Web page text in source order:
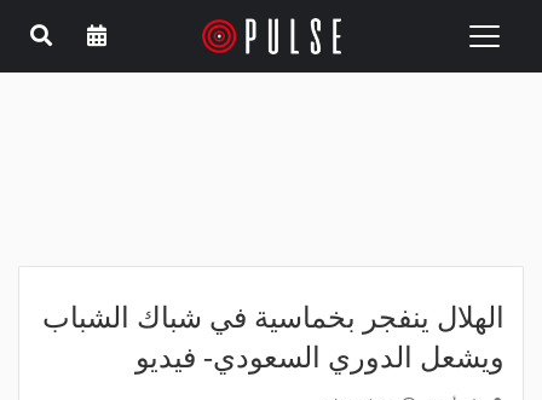
Toggle
الهلال ينفجر بخماسية في شباك الشباب
ويشعل الدوري السعودي- فيديو